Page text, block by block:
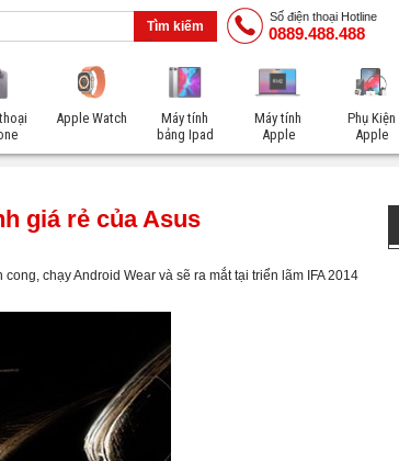
Số điện thoại Hotline
0889.488.488
Apple Watch
Máy tính
bảng Ipad
Máy tính
Apple
Phụ Kiện
Apple
giá rẻ của Asus
chạy Android Wear và sẽ ra mắt tại triển lãm IFA 2014